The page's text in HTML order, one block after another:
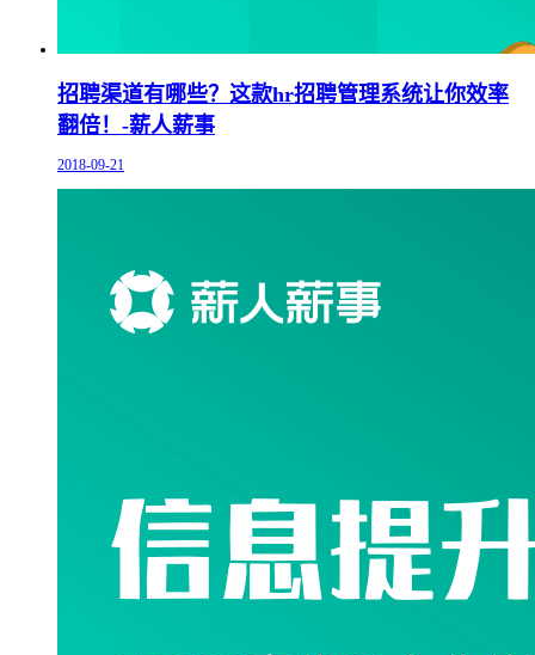
招聘渠道有哪些？这款hr招聘管理系统让你效率
翻倍！-薪人薪事
2018-09-21